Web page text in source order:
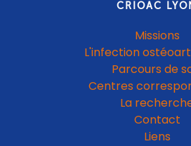
CRIOAC
Missions
L'infection
Parcours de
Centres
La
Contact
Liens